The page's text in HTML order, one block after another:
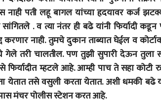
नाही पती लहू बागल यांच्या हृदयावर कर्ज
. व त्या नंतर ही बढे यांनी फिर्यादी
करणार नाही. तुमचे दुकान ताब्यात घेईल व
तरी चालतील. पण तुझी सुपारी देऊन तुला
फिर्यादीत म्हटले आहे. आम्ही पाच ते सहा
येतात तसे वसुली करता येतात. अशी धमकी बढे
मंचर पोलीस स्टेशन करत आहे.